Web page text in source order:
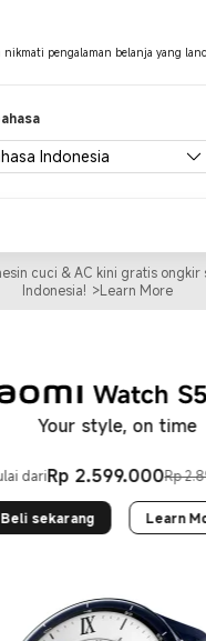
nikmati pengalaman belanja yang
Indonesia
Indonesia
cuci & AC kini gratis ongkir
Indonesia! >Learn More
Your style, on time
dariRp 2.599.000
Current Price
Rp
Harga
Beli sekarang
Learn